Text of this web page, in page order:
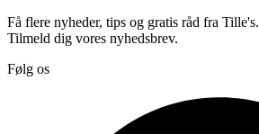
Få flere nyheder, tips og gratis råd fra Tille's.
Tilmeld dig vores nyhedsbrev.
Følg os